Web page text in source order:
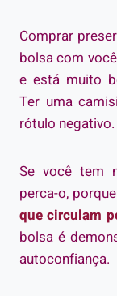
Comprar
bolsa com
e está muito
Ter uma
rótulo negativo.
Se você tem
perca-o,
que circulam
bolsa é
autoconfiança.